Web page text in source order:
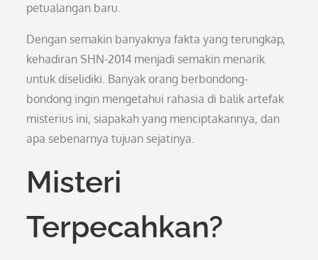
petualangan baru.
Dengan semakin banyaknya fakta yang terungkap,
kehadiran SHN-2014 menjadi semakin menarik
untuk diselidiki. Banyak orang berbondong-
bondong ingin mengetahui rahasia di balik artefak
misterius ini, siapakah yang menciptakannya, dan
apa sebenarnya tujuan sejatinya.
Misteri
Terpecahkan?